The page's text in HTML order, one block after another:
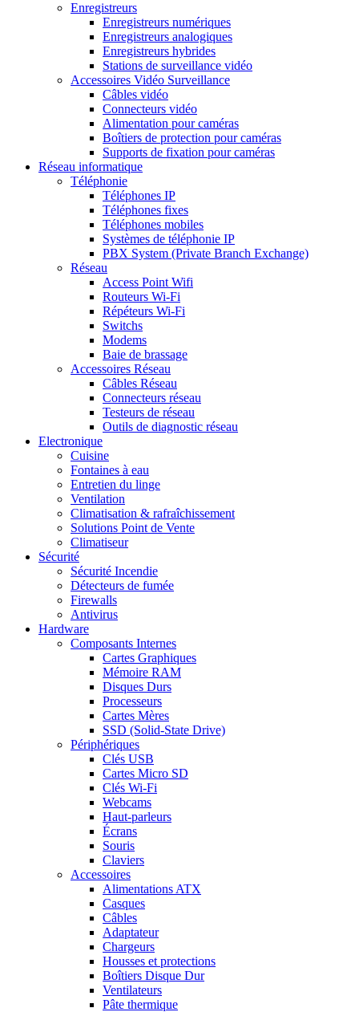
Enregistreurs
Enregistreurs numériques
Enregistreurs analogiques
Enregistreurs hybrides
Stations de surveillance vidéo
Accessoires Vidéo Surveillance
Câbles vidéo
Connecteurs vidéo
Alimentation pour caméras
Boîtiers de protection pour caméras
Supports de fixation pour caméras
Réseau informatique
Téléphonie
Téléphones IP
Téléphones fixes
Téléphones mobiles
Systèmes de téléphonie IP
PBX System (Private Branch Exchange)
Réseau
Access Point Wifi
Routeurs Wi-Fi
Répéteurs Wi-Fi
Switchs
Modems
Baie de brassage
Accessoires Réseau
Câbles Réseau
Connecteurs réseau
Testeurs de réseau
Outils de diagnostic réseau
Electronique
Cuisine
Fontaines à eau
Entretien du linge
Ventilation
Climatisation & rafraîchissement
Solutions Point de Vente
Climatiseur
Sécurité
Sécurité Incendie
Détecteurs de fumée
Firewalls
Antivirus
Hardware
Composants Internes
Cartes Graphiques
Mémoire RAM
Disques Durs
Processeurs
Cartes Mères
SSD (Solid-State Drive)
Périphériques
Clés USB
Cartes Micro SD
Clés Wi-Fi
Webcams
Haut-parleurs
Écrans
Souris
Claviers
Accessoires
Alimentations ATX
Casques
Câbles
Adaptateur
Chargeurs
Housses et protections
Boîtiers Disque Dur
Ventilateurs
Pâte thermique